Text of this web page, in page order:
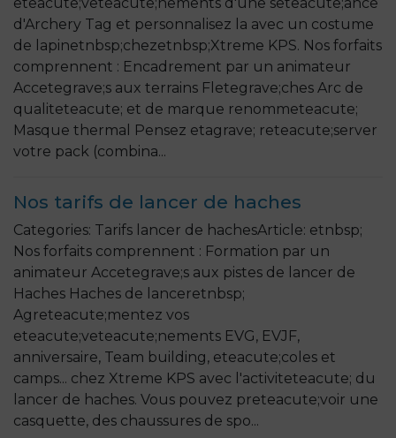
d'Archery Tag et personnalisez la avec un costume
de lapinetnbsp;chezetnbsp;Xtreme KPS. Nos forfaits
comprennent : Encadrement par un animateur
Accetegrave;s aux terrains Fletegrave;ches Arc de
qualiteteacute; et de marque renommeteacute;
Masque thermal Pensez etagrave; reteacute;server
votre pack (combina...
Nos tarifs de lancer de haches
Categories: Tarifs lancer de hachesArticle: etnbsp;
Nos forfaits comprennent : Formation par un
animateur Accetegrave;s aux pistes de lancer de
Haches Haches de lanceretnbsp;
Agreteacute;mentez vos
eteacute;veteacute;nements EVG, EVJF,
anniversaire, Team building, eteacute;coles et
camps... chez Xtreme KPS avec l'activiteteacute; du
lancer de haches. Vous pouvez preteacute;voir une
casquette, des chaussures de spo...